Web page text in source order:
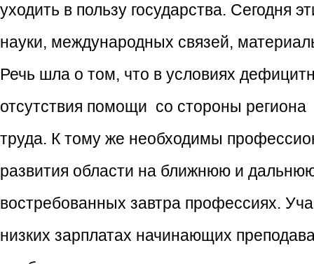
уходить в пользу государства. Сегодня
науки, международных связей,
Речь шла о том, что в условиях
отсутствия помощи со стороны
труда. К тому же необходимы
развития области на ближнюю и
востребованных завтра профессиях.
низких зарплатах начинающих